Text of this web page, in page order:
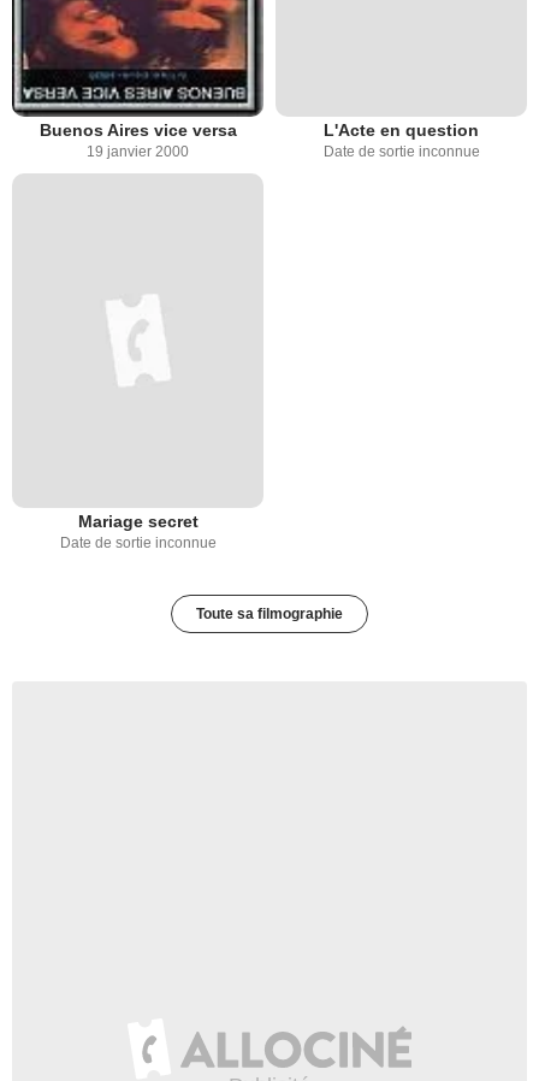
Buenos Aires vice versa
19 janvier 2000
L'Acte en question
Date de sortie inconnue
Mariage secret
Date de sortie inconnue
Toute sa filmographie